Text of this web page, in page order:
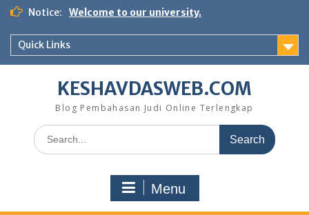
Skip
content
Notice: Welcome to our university.
Quick Links
KESHAVDASWEB.COM
Blog Pembahasan Judi Online Terlengkap
Search
for:
Menu